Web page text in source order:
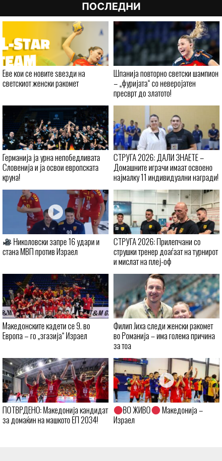
ПОСЛЕДНИ
Еве кои се новите ѕвезди на
светскиот женски ракомет
Шпанија повторно светски шампион
– „фуријата“ со неверојатен
пресврт до златото!
Германија ја урна непобедливата
Словенија и ја освои европската
круна!
СТРУГА 2026: ДАЛИ ЗНАЕТЕ –
Домашните играчи имаат освоено
најмалку 11 индивидуални награди!
Николовски запре 16 удари и
стана МВП против Израел
СТРУГА 2026: Прилепчани со
струшки тренер доаѓаат на турнирот
и мислат на плеј-оф
Македонските кадети се 9. во
Европа – го „згазија“ Израел
Филип Јиха следи женски ракомет
во Романија – има голема причина
за тоа
ПОТВРДЕНО: Македонија кандидат
за домаќин на машкото ЕП 2034!
ВО ЖИВО
Македонија –
Израел